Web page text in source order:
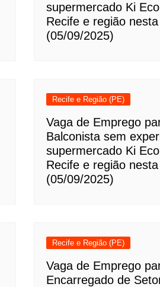
supermercado Ki
Recife e região
(05/09/2025)
Recife e Região (PE)
Vaga de Emprego
Balconista sem
supermercado Ki
Recife e região
(05/09/2025)
Recife e Região (PE)
Vaga de Emprego
Encarregado de